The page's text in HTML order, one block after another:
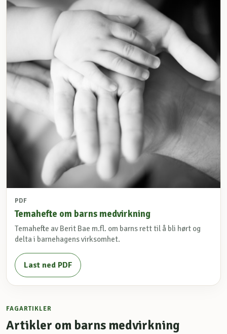
PDF
Temahefte om barns medvirkning
Temahefte av Berit Bae m.fl. om barns rett til å bli hørt og
delta i barnehagens virksomhet.
Last ned PDF
FAGARTIKLER
Artikler om barns medvirkning